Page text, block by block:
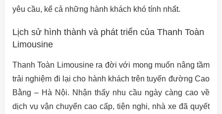
yêu cầu, kể cả những hành khách khó tính nhất.
Lịch sử hình thành và phát triển của Thanh Toàn
Limousine
Thanh Toàn Limousine ra đời với mong muốn nâng tầm
trải nghiệm đi lại cho hành khách trên tuyến đường Cao
Bằng – Hà Nội. Nhận thấy nhu cầu ngày càng cao về
dịch vụ vận chuyển cao cấp, tiện nghi, nhà xe đã quyết